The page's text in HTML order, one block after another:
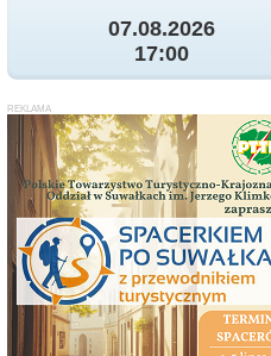
07.08.2026
17:00